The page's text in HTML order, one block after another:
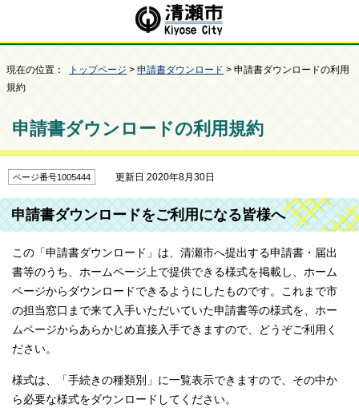
現在の位置： トップページ > 申請書ダウンロード > 申請書ダウンロードの利用
規約
申請書ダウンロードの利用規約
ページ番号1005444 更新日 2020年8月30日
申請書ダウンロードをご利用になる皆様へ
この「申請書ダウンロード」は、清瀬市へ提出する申請書・届出
書等のうち、ホームページ上で提供できる様式を掲載し、ホーム
ページからダウンロードできるようにしたものです。これまで市
の担当窓口まで来て入手いただいていた申請書等の様式を、ホー
ムページからあらかじめ直接入手できますので、どうぞご利用く
ださい。
様式は、「手続きの種類別」に一覧表示できますので、その中か
ら必要な様式をダウンロードしてください。